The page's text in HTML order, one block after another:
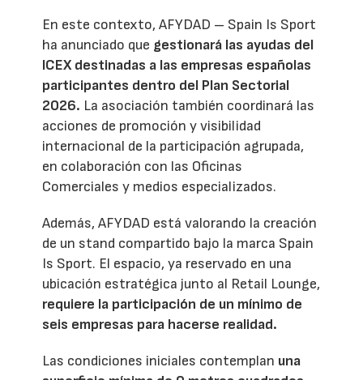
En este contexto, AFYDAD – Spain Is Sport
ha anunciado que gestionará las ayudas del
ICEX destinadas a las empresas españolas
participantes dentro del Plan Sectorial
2026. La asociación también coordinará las
acciones de promoción y visibilidad
internacional de la participación agrupada,
en colaboración con las Oficinas
Comerciales y medios especializados.
Además, AFYDAD está valorando la creación
de un stand compartido bajo la marca Spain
Is Sport. El espacio, ya reservado en una
ubicación estratégica junto al Retail Lounge,
requiere la participación de un mínimo de
seis empresas para hacerse realidad.
Las condiciones iniciales contemplan una